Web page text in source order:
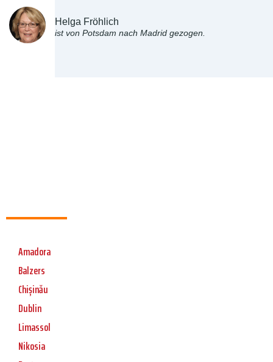
Helga Fröhlich
ist von Potsdam nach Madrid gezogen.
Amadora
Balzers
Chișinău
Dublin
Limassol
Nikosia